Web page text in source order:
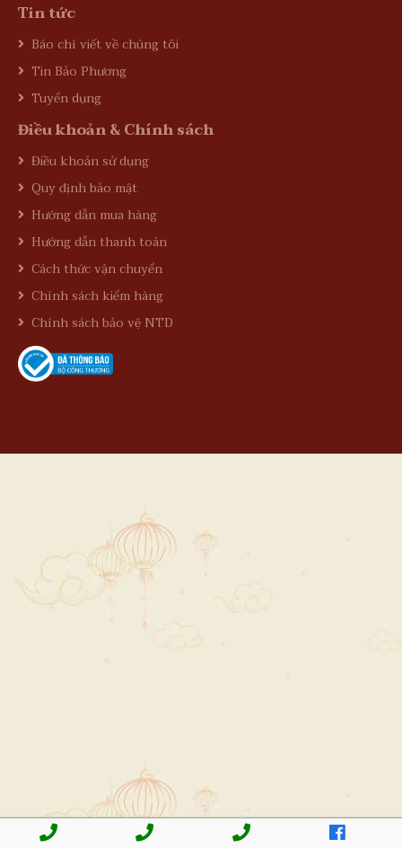
Tin tức
Báo chí viết về chúng tôi
Tin Bảo Phương
Tuyển dụng
Điều khoản & Chính sách
Điều khoản sử dụng
Quy định bảo mật
Hướng dẫn mua hàng
Hướng dẫn thanh toán
Cách thức vận chuyển
Chính sách kiểm hàng
Chính sách bảo vệ NTD